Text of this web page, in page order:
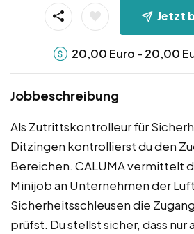
Jetzt
20,00 Euro - 20,00
Jobbeschreibung
Als Zutrittskontrolleur für
Ditzingen kontrollierst du den
Bereichen. CALUMA vermittelt
Minijob an Unternehmen der
Sicherheitsschleusen die
prüfst. Du stellst sicher, dass nur